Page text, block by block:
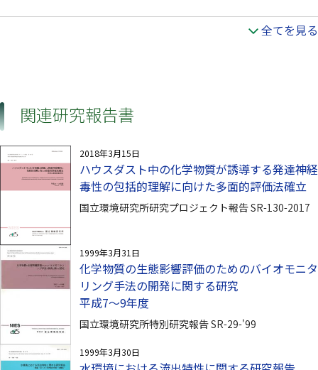
全てを見る
関連研究報告書
2018年3月15日
ハウスダスト中の化学物質が誘導する発達神経
毒性の包括的理解に向けた多面的評価法確立
国立環境研究所研究プロジェクト報告 SR-130-2017
1999年3月31日
化学物質の生態影響評価のためのバイオモニタ
リング手法の開発に関する研究
平成7〜9年度
国立環境研究所特別研究報告 SR-29-'99
1999年3月30日